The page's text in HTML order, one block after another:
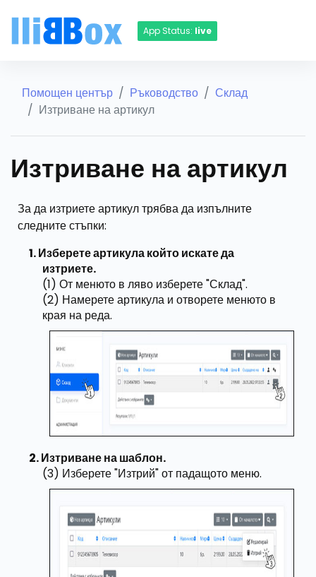
App Status: live
Помощен център Ръководство
Склад
Изтриване на артикул
Изтриване на артикул
За да изтриете артикул трябва да изпълните
следните стъпки:
Изберете артикула който искате да
изтриете.
(1) От менюто в ляво изберете "Склад".
(2) Намерете артикула и отворете менюто в
края на реда.
Изтриване на шаблон.
(3) Изберете "Изтрий" от падащото меню.